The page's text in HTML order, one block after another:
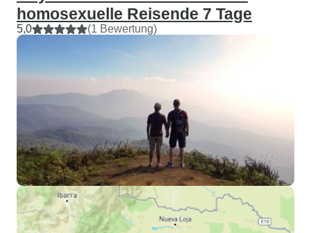
homosexuelle Reisende 7 Tage
5,0 (1 Bewertung)